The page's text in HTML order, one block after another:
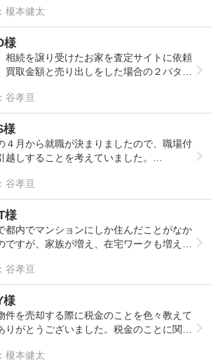
とても安心しました。
終えた後、他の業者さんからも連絡があり
。しかし、メールで書類だけを送ってくる
もあれば、電話で何の根拠もなく金額を伝
て、しかも明らかに相場よりも低い価格だ
きました。これも佐野さんに説明をされて
たら、何も気にしないで話を進めてしまっ
は佐野さんにお任せするのがベストだと意
致しました。
致します。
て所有した場合のメリット、デメリットを
で親切にして頂けると思ってなかったの
礼をしようとしたのですが、そういうのを
、ご説明した訳ではないので結構です。そ
も、販売活動や賃貸募集などをさせて頂き
す。そうすることによって、正当な報酬を
お任せいただきたいです。と、言われまし
うすでに私たち夫婦はお任せしたいと思っ
ので、驚きました。この方にお任せしたら
果に結び付けてくれるという安心感がさら
ました。
らいろいろとお世話になると思いますが、
に段取りを組んでいただいたので、とても
ました。
しの手配までして頂いて、本当にありがと
いました。
ームを買うために今からコツコツと貯金を
します。
榎本健太
様
相続を譲り受けたお家を査定サイトに依頼
買取金額と売り出しをした場合の２パター
仲介だと高い金額で出していけます。と言
した。そんな中、神田さんの会社だけはし
と買取金額もご提示いただいたので、今回
ータルプロデュースさんにお任せしようと
した。
案の中で、まずは売り出しをして頂き、買
ぐらいまで値段を下げても売れなさそうな
、もう一度買取を検討して頂くということ
がまとまりました。
ら色々とお世話になりますが、どうぞよろ
谷孝亘
様
４月から就職が決まりましたので、職場付
越しすることを考えていました。
運ぶことができないでいました。
中、どうしても見てみたいお部屋がみつか
で、トータルさんに問い合わせしました。
出た方がそのまま対応してくださって、賃
、わざわざ家の近くまで来ていただいて書
教えてくださいました。
止めが出来たので、保証会社の審査が終わ
居手続きに進むそうです。
てワクワクします。神田さん引き続きよろ
谷孝亘
様
都内でマンションにしか住んだことがなか
ですが、家族が増え、在宅ワークも増え出
きる一軒家を探していました。
、都内はさすがに高くて、今後の生活など
ると、とても手が出せませんでした。
、トータルさんの物件に目が行き、すぐに
、あいにくその物件は別のお客様がローン
谷孝亘
様
件を売却する際に税金のことを色々教えて
りがとうございました。税金のことに関し
えて頂き納得した取引が出来ました。今後
榎本健太